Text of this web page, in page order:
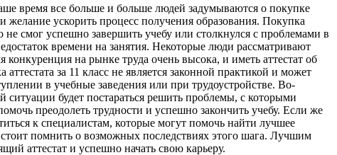
время все больше и больше людей задумываются о покупке
желание ускорить процесс получения образования. Покупка
не смог успешно завершить учебу или столкнулся с проблемами в
времени на занятия. Некоторые люди рассматривают
конкуренция на рынке труда очень высока, и иметь аттестат об
за 11 класс не является законной практикой и может
в учебные заведения или при трудоустройстве. Во-
будет постараться решить проблемы, с которыми
преодолеть трудности и успешно закончить учебу. Если же
к специалистам, которые могут помочь найти лучшее
помнить о возможных последствиях этого шага. Лучшим
аттестат и успешно начать свою карьеру.